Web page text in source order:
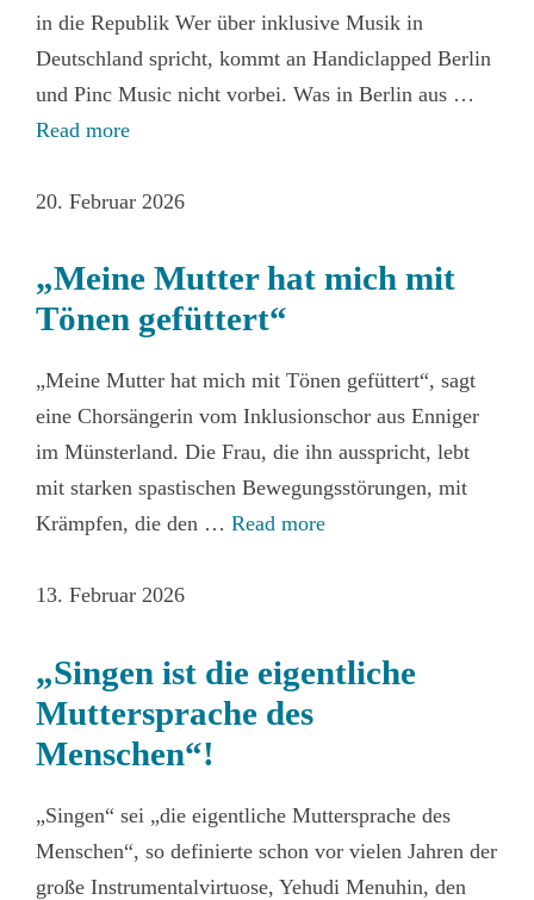
in die Republik Wer über inklusive Musik in
Deutschland spricht, kommt an Handiclapped Berlin
und Pinc Music nicht vorbei. Was in Berlin aus …
Read more
20. Februar 2026
„Meine Mutter hat mich mit
Tönen gefüttert“
„Meine Mutter hat mich mit Tönen gefüttert“, sagt
eine Chorsängerin vom Inklusionschor aus Enniger
im Münsterland. Die Frau, die ihn ausspricht, lebt
mit starken spastischen Bewegungsstörungen, mit
Krämpfen, die den … Read more
13. Februar 2026
„Singen ist die eigentliche
Muttersprache des
Menschen“!
„Singen“ sei „die eigentliche Muttersprache des
Menschen“, so definierte schon vor vielen Jahren der
große Instrumentalvirtuose, Yehudi Menuhin, den